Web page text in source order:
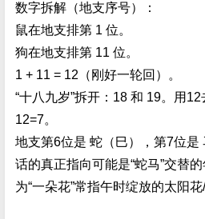
数字拆解（地支序号）：
鼠在地支排第 1 位。
狗在地支排第 11 位。
1 + 11 = 12（刚好一轮回）。
“十八九岁”拆开：18 和 19。用
12=7。
地支第6位是 蛇（巳），第7位是
话的真正指向可能是“蛇马”交替
为“一朵花”常指午时绽放的太阳花